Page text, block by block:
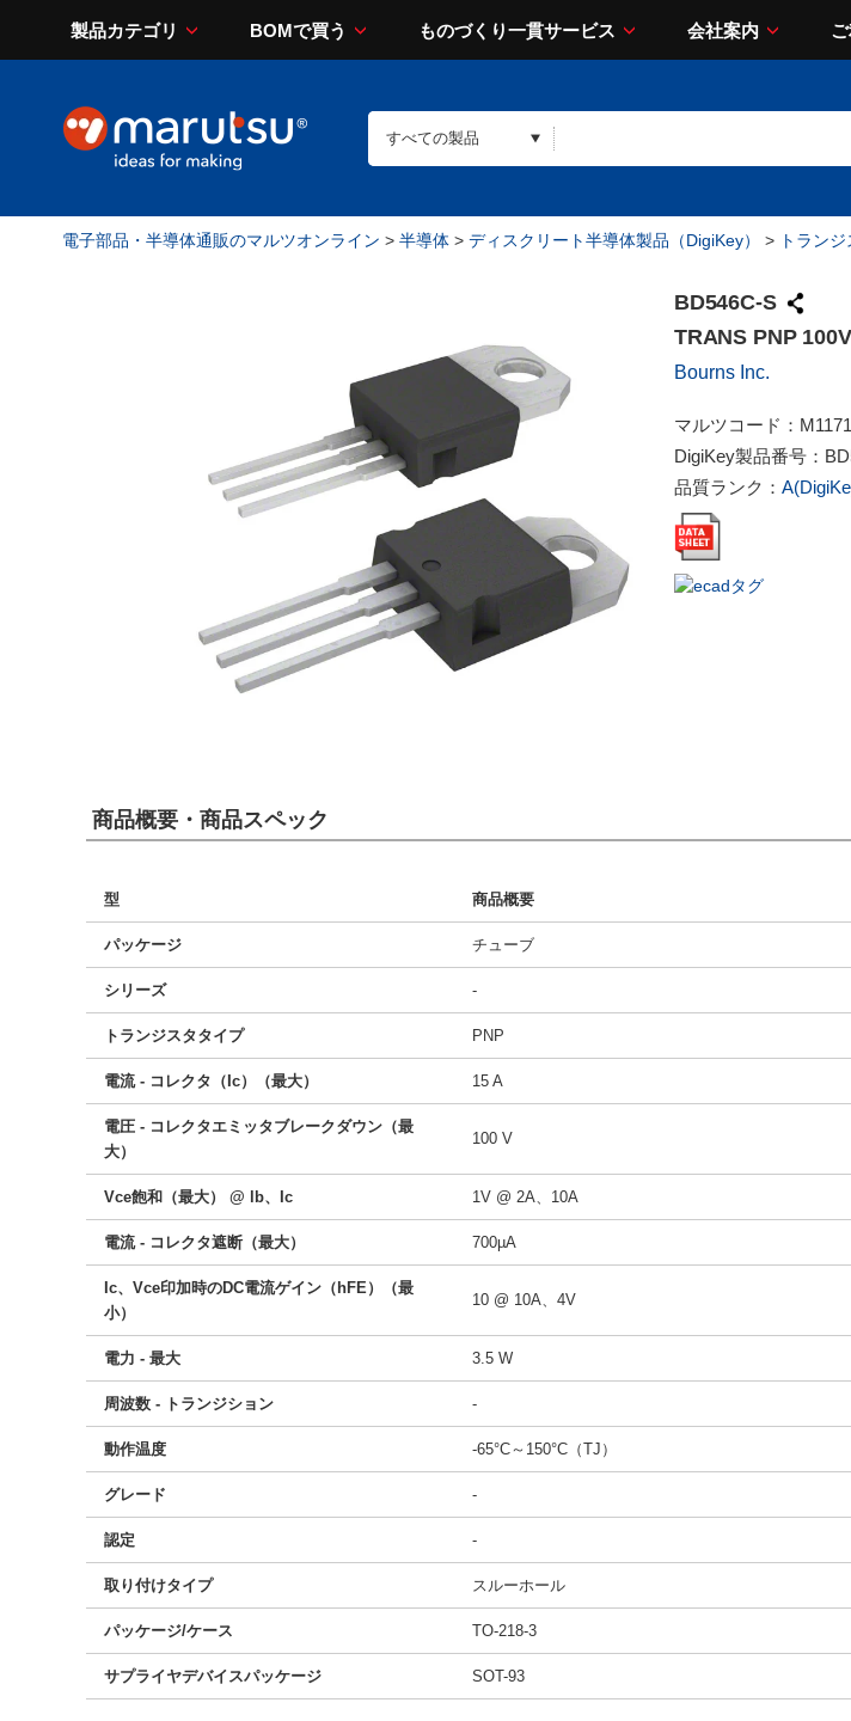
製品カテゴリ BOMで買う ものづくり一貫サービス 会社案内
電子部品・半導体通販のマルツオンライン > 半導体 > ディスクリート半導体製品（DigiKey） > トラン
BD546C-S
TRANS PNP
Bourns Inc.
マルツコード：
DigiKey製品番号：
品質ランク：
商品概要・商品スペック
型 商品概要
パッケージ チューブ
シリーズ -
トランジスタタイプ PNP
電流 - コレクタ（Ic）（最大） 15 A
電圧 - コレクタエミッタブレークダウン（最
大）
100 V
Vce飽和（最大） @ lb、Ic 1V @ 2A、10A
電流 - コレクタ遮断（最大） 700µA
Ic、Vce印加時のDC電流ゲイン（hFE）（最
小）
10 @ 10A、4V
電力 - 最大 3.5 W
周波数 - トランジション -
動作温度 -65°C～150°C（TJ）
グレード -
認定 -
取り付けタイプ スルーホール
パッケージ/ケース TO-218-3
サプライヤデバイスパッケージ SOT-93